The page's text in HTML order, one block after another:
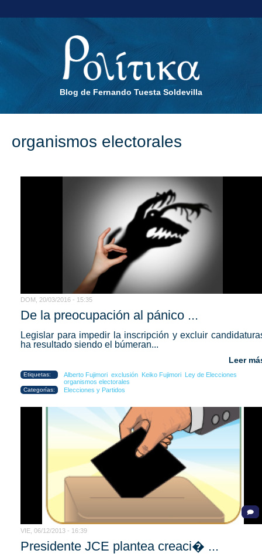
Blog de Fernando Tuesta Soldevilla
organismos electorales
DOM, 20/03/2016 - 15:35
De la preocupación al pánico ...
Legislar para impedir la inscripción y excluir
ha resultado siendo el búmeran...
Leer
Etiquetas: Alberto Fujimori exclusión Keiko Fujimori
Ley de Elecciones
organismos electorales
Categorías: Elecciones y Partidos
VIE, 06/12/2013 - 16:39
Presidente JCE plantea creaci� ...